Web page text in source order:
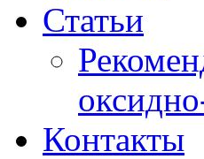
Статьи
Контакты